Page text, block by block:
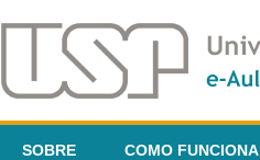
SOBRE COMO FUNCIONA